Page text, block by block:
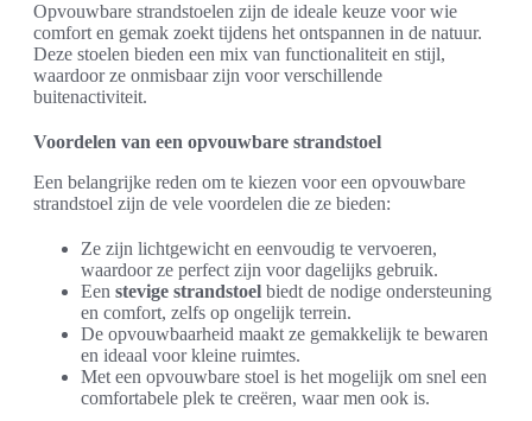
Opvouwbare strandstoelen zijn de ideale keuze voor wie
comfort en gemak zoekt tijdens het ontspannen in de natuur.
Deze stoelen bieden een mix van functionaliteit en stijl,
waardoor ze onmisbaar zijn voor verschillende
buitenactiviteit.
Voordelen van een opvouwbare strandstoel
Een belangrijke reden om te kiezen voor een opvouwbare
strandstoel zijn de vele voordelen die ze bieden:
Ze zijn lichtgewicht en eenvoudig te vervoeren,
waardoor ze perfect zijn voor dagelijks gebruik.
Een stevige strandstoel biedt de nodige ondersteuning
en comfort, zelfs op ongelijk terrein.
De opvouwbaarheid maakt ze gemakkelijk te bewaren
en ideaal voor kleine ruimtes.
Met een opvouwbare stoel is het mogelijk om snel een
comfortabele plek te creëren, waar men ook is.